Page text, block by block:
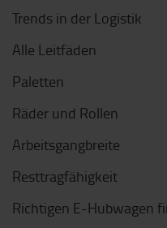
Trends in der Logistik
Alle Leitfäden
Paletten
Räder und Rollen
Arbeitsgangbreite
Resttragfähigkeit
Richtigen E-Hubwagen